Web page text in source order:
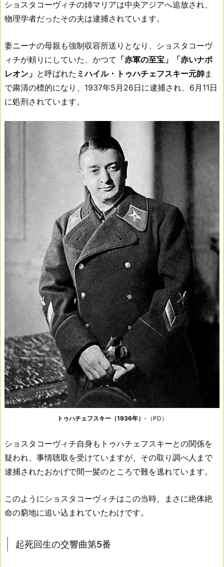
ショスタコーヴィチの姉マリアは中央アジアへ追放され、
物理学者だったその夫は逮捕されています。
妻ニーナの母親も強制収容所送りとなり、ショスタコーヴ
ィチが頼りにしていた、かつて 「赤軍の至宝」「赤いナポ
レオン」 と呼ばれた ミハイル・トゥハチェフスキー元帥ま
で粛清の標的になり、1937年5月26日に逮捕され、6月11日
に処刑されています。
トゥハチェフスキー（1936年） -（PD）
ショスタコーヴィチ自身もトゥハチェフスキーとの関係を
疑われ、事情聴取を受けていますが、その取り調べ人まで
逮捕されたおかげで間一髪のところで難を逃れています。
このようにショスタコーヴィチはこの当時、まさに絶体絶
命の窮地に追い込まれていたわけです。
起死回生の交響曲第5番